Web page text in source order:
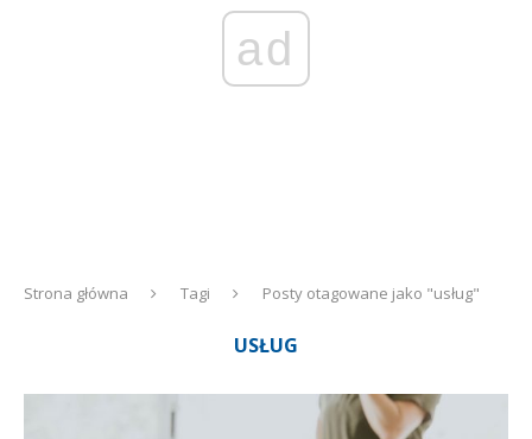
ad
Strona główna Tagi Posty otagowane jako "usług"
USŁUG